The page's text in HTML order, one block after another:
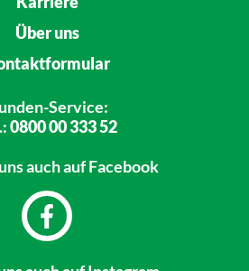
Über uns
Service:
0800 00 333 52
auch auf Facebook